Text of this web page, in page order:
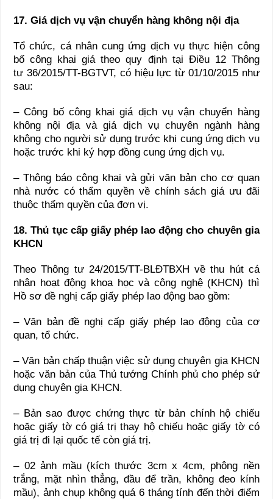
17. Giá dịch vụ vận chuyển hàng không nội địa
Tổ chức, cá nhân cung ứng dịch vụ thực hiện công
bố công khai giá theo quy định tại Điều 12 Thông
tư 36/2015/TT-BGTVT, có hiệu lực từ 01/10/2015 như
sau:
– Công bố công khai giá dịch vụ vận chuyển hàng
không nội địa và giá dịch vụ chuyên ngành hàng
không cho người sử dụng trước khi cung ứng dịch vụ
hoặc trước khi ký hợp đồng cung ứng dịch vụ.
– Thông báo công khai và gửi văn bản cho cơ quan
nhà nước có thẩm quyền về chính sách giá ưu đãi
thuộc thẩm quyền của đơn vị.
18. Thủ tục cấp giấy phép lao động cho chuyên gia
KHCN
Theo Thông tư 24/2015/TT-BLĐTBXH về thu hút cá
nhân hoạt động khoa học và công nghệ (KHCN) thì
Hồ sơ đề nghị cấp giấy phép lao động bao gồm:
– Văn bản đề nghị cấp giấy phép lao động của cơ
quan, tổ chức.
– Văn bản chấp thuận việc sử dụng chuyên gia KHCN
hoặc văn bản của Thủ tướng Chính phủ cho phép sử
dụng chuyên gia KHCN.
– Bản sao được chứng thực từ bản chính hộ chiếu
hoặc giấy tờ có giá trị thay hộ chiếu hoặc giấy tờ có
giá trị đi lại quốc tế còn giá trị.
– 02 ảnh mầu (kích thước 3cm x 4cm, phông nền
trắng, mặt nhìn thẳng, đầu để trần, không đeo kính
mầu), ảnh chụp không quá 6 tháng tính đến thời điểm